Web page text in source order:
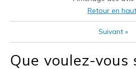
Feels true to width
Sizing
Feels full size
Shoes are for
Retour en haut
Suivant »
Que voulez-vous